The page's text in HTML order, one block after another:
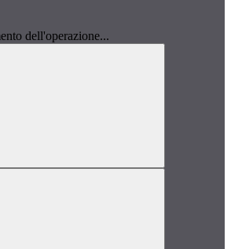
dell'operazione...